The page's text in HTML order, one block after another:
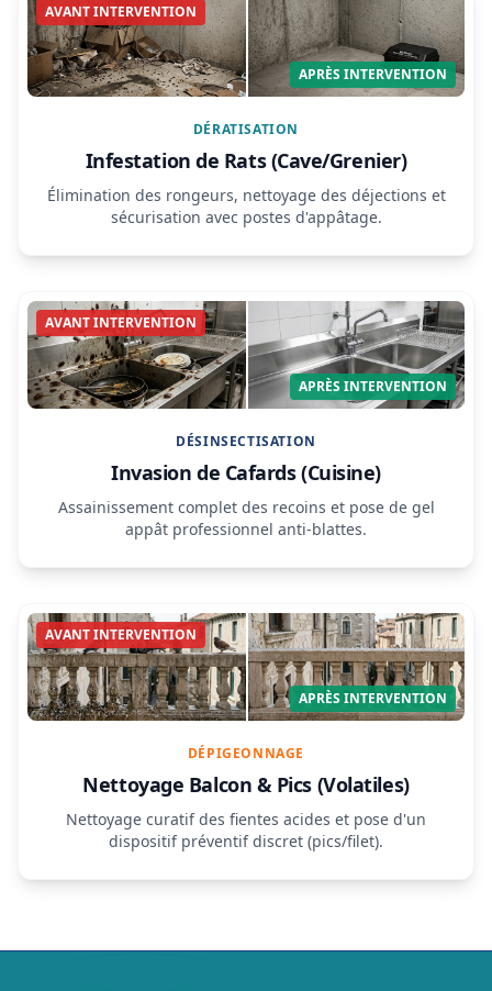
AVANT INTERVENTION
APRÈS INTERVENTION
DÉRATISATION
Infestation de Rats (Cave/Grenier)
Élimination des rongeurs, nettoyage des déjections et
sécurisation avec postes d'appâtage.
AVANT INTERVENTION
APRÈS INTERVENTION
DÉSINSECTISATION
Invasion de Cafards (Cuisine)
Assainissement complet des recoins et pose de gel
appât professionnel anti-blattes.
AVANT INTERVENTION
APRÈS INTERVENTION
DÉPIGEONNAGE
Nettoyage Balcon & Pics (Volatiles)
Nettoyage curatif des fientes acides et pose d'un
dispositif préventif discret (pics/filet).